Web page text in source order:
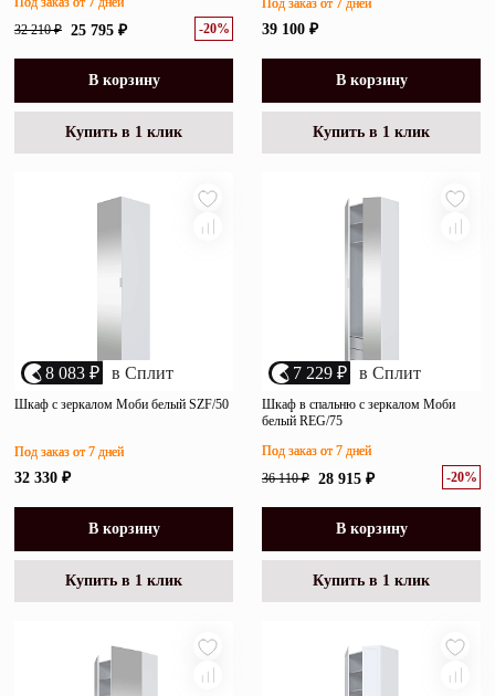
32 210 ₽ 25 795 ₽ -20%
В корзину
Купить в 1 клик
39 100 ₽
Под заказ от 7 дней
В корзину
Купить в 1 клик
8 083 ₽ в Сплит
Шкаф с зеркалом Моби белый SZF/50
32 330 ₽
Под заказ от 7 дней
В корзину
Купить в 1 клик
7 229 ₽ в Сплит
Шкаф в спальню с зеркалом Моби
белый REG/75
36 110 ₽ 28 915 ₽ -20%
Под заказ от 7 дней
В корзину
Купить в 1 клик